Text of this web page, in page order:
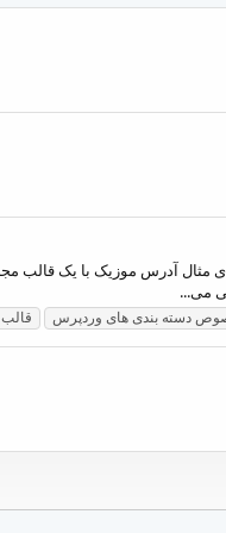
آدرس موزیک با یک قالب
دسته بندی های وردپرس